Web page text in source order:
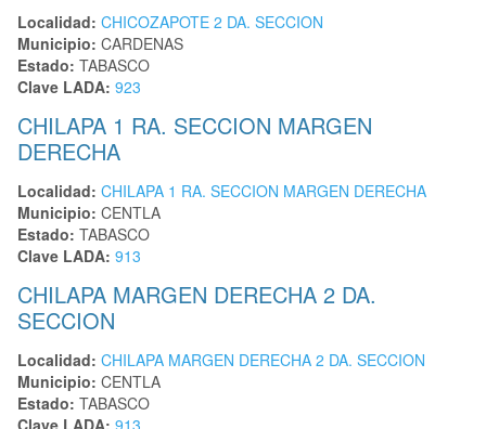
Localidad: CHICOZAPOTE 2 DA. SECCION
Municipio: CARDENAS
Estado: TABASCO
Clave LADA: 923
CHILAPA 1 RA. SECCION MARGEN
DERECHA
Localidad: CHILAPA 1 RA. SECCION MARGEN DERECHA
Municipio: CENTLA
Estado: TABASCO
Clave LADA: 913
CHILAPA MARGEN DERECHA 2 DA.
SECCION
Localidad: CHILAPA MARGEN DERECHA 2 DA. SECCION
Municipio: CENTLA
Estado: TABASCO